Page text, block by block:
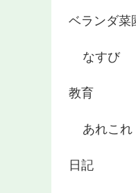
ベランダ菜
なすび
教育
あれこれ
日記